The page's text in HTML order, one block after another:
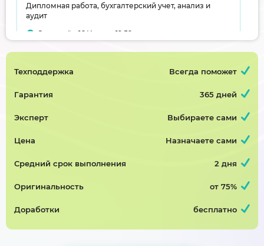
Дипломная работа, бухгалтерский учет, анализ и
аудит
Завершён 16 Июня в 19:59
Завершён 21 Мая в 13:06
Совершенствование организации Дипломная работа
Дипломная работа, таможенное дело
Завершён 29 Мая в 22:25
Техподдержка Всегда поможет
Гарантия 365 дней
Эксперт Выбираете сами
Цена Назначаете сами
Средний срок выполнения 2 дня
Оригинальность от 75%
Доработки бесплатно